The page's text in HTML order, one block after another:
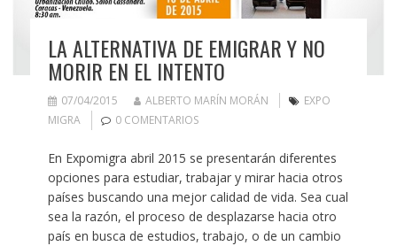
LA ALTERNATIVA DE EMIGRAR Y NO
MORIR EN EL INTENTO
07/04/2015 ALBERTO MARÍN MORÁN
EXPO
MIGRA
0 COMENTARIOS
En Expomigra abril 2015 se presentarán diferentes
opciones para estudiar, trabajar y mirar hacia otros
países buscando una mejor calidad de vida. Sea cual
sea la razón, el proceso de desplazarse hacia otro
país en busca de estudios, trabajo, o de un cambio